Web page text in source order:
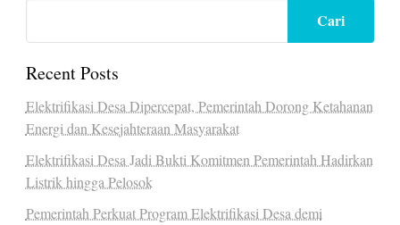
Cari
Recent Posts
Elektrifikasi Desa Dipercepat, Pemerintah Dorong Ketahanan
Energi dan Kesejahteraan Masyarakat
Elektrifikasi Desa Jadi Bukti Komitmen Pemerintah Hadirkan
Listrik hingga Pelosok
Pemerintah Perkuat Program Elektrifikasi Desa demi